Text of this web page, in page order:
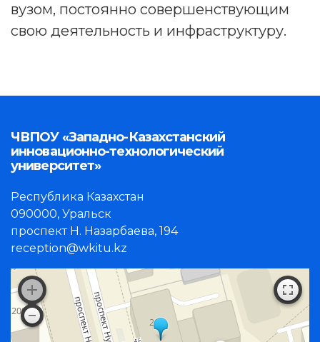
вузом, постоянно совершенствующим
свою деятельность и инфраструктуру.
ЧВПОУ «Западно-Казахстанский
инновационно-технологический
университет»
Республика Казахстан
090000, Уральск
проспект Н. Назарбаева, 194
reception@wkitu.kz